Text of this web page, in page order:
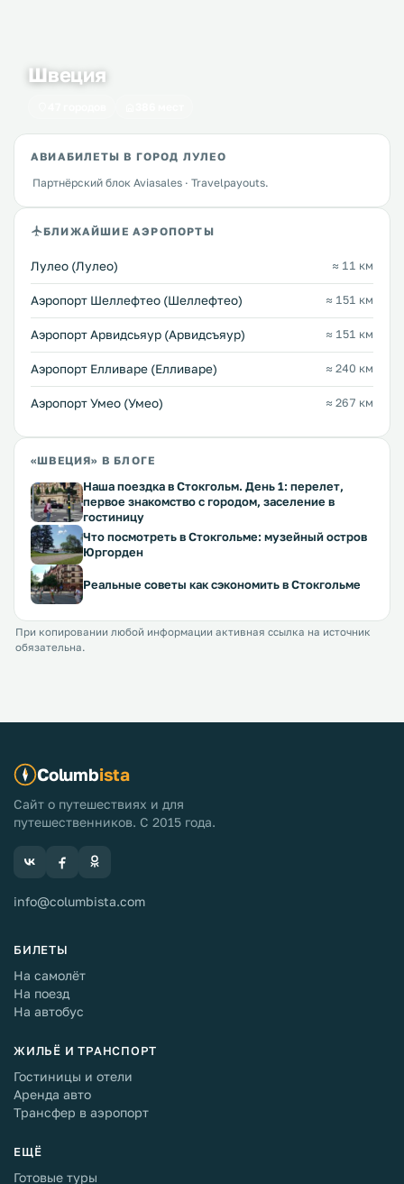
Швеция
АВИАБИЛЕТЫ В ГОРОД ЛУЛЕО
Партнёрский блок Aviasales · Travelpayouts.
БЛИЖАЙШИЕ АЭРОПОРТЫ
Лулео (Лулео) ≈ 11 км
Аэропорт Шеллефтео (Шеллефтео) ≈ 151 км
Аэропорт Арвидсьяур (Арвидсъяур) ≈ 151 км
Аэропорт Елливаре (Елливаре) ≈ 240 км
Аэропорт Умео (Умео) ≈ 267 км
«ШВЕЦИЯ» В БЛОГЕ
Наша поездка в Стокгольм. День 1: перелет,
первое знакомство с городом, заселение в
гостиницу
Что посмотреть в Стокгольме: музейный остров
Юргорден
Реальные советы как сэкономить в Стокгольме
При копировании любой информации активная ссылка на источник
обязательна.
Columbista
Сайт о путешествиях и для
путешественников. С 2015 года.
info@columbista.com
БИЛЕТЫ
На самолёт
На поезд
На автобус
ЖИЛЬЁ И ТРАНСПОРТ
Гостиницы и отели
Аренда авто
Трансфер в аэропорт
ЕЩЁ
Готовые туры